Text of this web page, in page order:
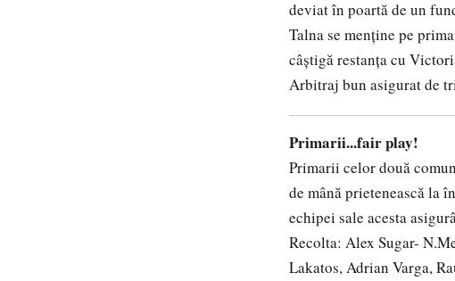
deviat în poartă de un
Talna se menține pe
câștigă restanța cu
Arbitraj bun asigurat de
Primarii...fair play!
Primarii celor două
de mână prietenească la
echipei sale acesta
Recolta: Alex Sugar-
Lakatos, Adrian Varga,